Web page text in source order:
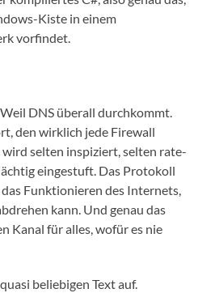
Kiste in einem
vorfindet.
DNS überall durchkommt.
den wirklich jede Firewall
selten inspiziert, selten rate-
eingestuft. Das Protokoll
Funktionieren des Internets,
kann. Und genau das
Kanal für alles, wofür es nie
beliebigen Text auf.